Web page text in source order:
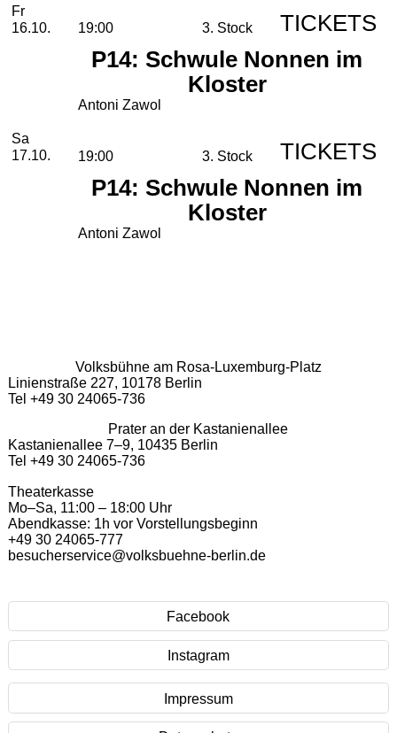
Freitag, 16. Oktober 2026
Fr
16.10.
19:00 3. Stock
P14: Schwule Nonnen im
Kloster
Antoni Zawol
TICKETS
Samstag, 17. Oktober 2026
Sa
17.10.
19:00 3. Stock
P14: Schwule Nonnen im
Kloster
Antoni Zawol
TICKETS
Volksbühne am Rosa-Luxemburg-Platz
Linienstraße 227, 10178 Berlin
Tel +49 30 24065-736
Prater an der Kastanienallee
Kastanienallee 7–9, 10435 Berlin
Tel +49 30 24065-736
Theaterkasse
Mo–Sa, 11:00 – 18:00 Uhr
Abendkasse: 1h vor Vorstellungsbeginn
+49 30 24065-777
besucherservice@volksbuehne-berlin.de
Facebook
Instagram
Impressum